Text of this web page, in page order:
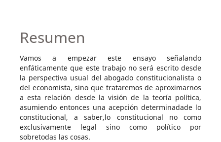
Resumen
Vamos a empezar este ensayo señalando
enfáticamente que este trabajo no será escrito desde
la perspectiva usual del abogado constitucionalista o
del economista, sino que trataremos de aproximarnos
a esta relación desde la visión de la teoría política,
asumiendo entonces una acepción determinadade lo
constitucional, a saber,lo constitucional no como
exclusivamente legal sino como político por
sobretodas las cosas.